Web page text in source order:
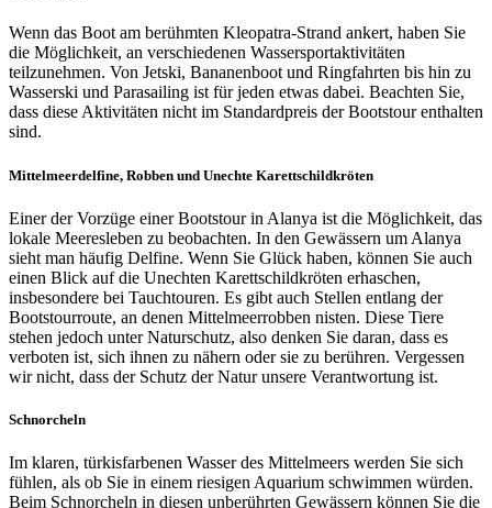
Wenn das Boot am berühmten Kleopatra-Strand ankert, haben Sie
die Möglichkeit, an verschiedenen Wassersportaktivitäten
teilzunehmen. Von Jetski, Bananenboot und Ringfahrten bis hin zu
Wasserski und Parasailing ist für jeden etwas dabei. Beachten Sie,
dass diese Aktivitäten nicht im Standardpreis der Bootstour enthalten
sind.
Mittelmeerdelfine, Robben und Unechte Karettschildkröten
Einer der Vorzüge einer Bootstour in Alanya ist die Möglichkeit, das
lokale Meeresleben zu beobachten. In den Gewässern um Alanya
sieht man häufig Delfine. Wenn Sie Glück haben, können Sie auch
einen Blick auf die Unechten Karettschildkröten erhaschen,
insbesondere bei Tauchtouren. Es gibt auch Stellen entlang der
Bootstourroute, an denen Mittelmeerrobben nisten. Diese Tiere
stehen jedoch unter Naturschutz, also denken Sie daran, dass es
verboten ist, sich ihnen zu nähern oder sie zu berühren. Vergessen
wir nicht, dass der Schutz der Natur unsere Verantwortung ist.
Schnorcheln
Im klaren, türkisfarbenen Wasser des Mittelmeers werden Sie sich
fühlen, als ob Sie in einem riesigen Aquarium schwimmen würden.
Beim Schnorcheln in diesen unberührten Gewässern können Sie die